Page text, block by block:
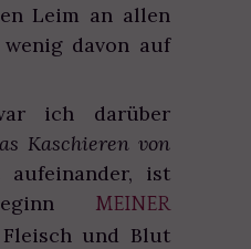
Leim an allen
davon auf
ich darüber
Kaschieren von
aufeinander, ist
MEINER
und Blut